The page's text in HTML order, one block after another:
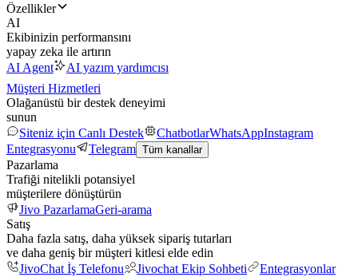
Özellikler
AI
Ekibinizin performansını
yapay zeka ile artırın
AI Agent
AI yazım yardımcısı
Müşteri Hizmetleri
Olağanüstü bir destek deneyimi
sunun
Siteniz için Canlı Destek
ChatbotlarWhatsAppInstagram
Entegrasyonu
Telegram Tüm kanallar
Pazarlama
Trafiği nitelikli potansiyel
müşterilere dönüştürün
Jivo PazarlamaGeri-arama
Satış
Daha fazla satış, daha yüksek sipariş tutarları
ve daha geniş bir müşteri kitlesi elde edin
JivoChat İş Telefonu
Jivochat Ekip Sohbeti
Entegrasyonlar